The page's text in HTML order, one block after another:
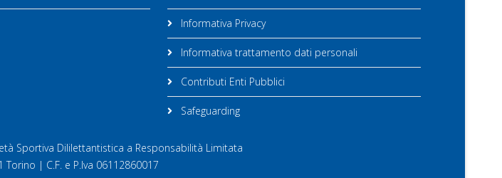
Informativa Privacy
Informativa trattamento dati personali
Contributi Enti Pubblici
Safeguarding
Sportiva Dililettantistica a Responsabilità Limitata
| C.F. e P.Iva 06112860017